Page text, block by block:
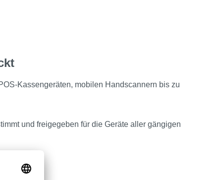
Kassengeräten, mobilen Handscannern bis zu
und freigegeben für die Geräte aller gängigen